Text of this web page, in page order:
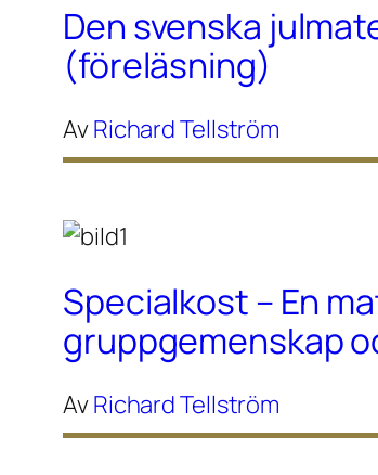
Den svenska
(föreläsning)
AvRichard Tellström
Specialkost – En
gruppgemenskap
AvRichard Tellström